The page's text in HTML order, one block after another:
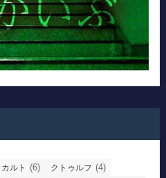
カルト (6) クトゥルフ (4)